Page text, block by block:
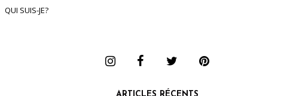
QUI SUIS-JE?